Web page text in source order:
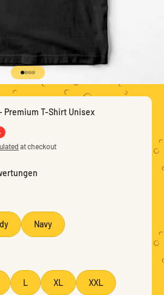
Go to item 1
Go to item 2
Go to item 3
Go to item 4
Premium T-Shirt Unisex
at checkout
Navy
L XL XXL